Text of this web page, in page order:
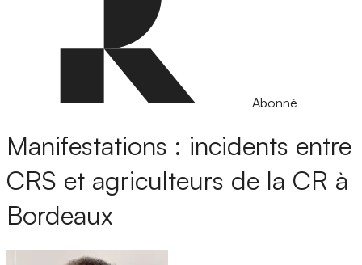
Abonné
Manifestations : incidents entre
CRS et agriculteurs de la CR à
Bordeaux